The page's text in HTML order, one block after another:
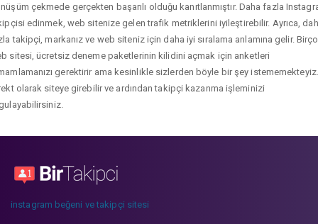
çekmede gerçekten başarılı olduğu kanıtlanmıştır. Daha fazla
edinmek, web sitenize gelen trafik metriklerini iyileştirebilir. Ayrıca,
takipçi, markanız ve web siteniz için daha iyi sıralama anlamına gelir.
sitesi, ücretsiz deneme paketlerinin kilidini açmak için anketleri
gerektirir ama kesinlikle sizlerden böyle bir şey istememekteyiz.
olarak siteye girebilir ve ardından takipçi kazanma işleminizi
instagram beğeni ve takipçi sitesi